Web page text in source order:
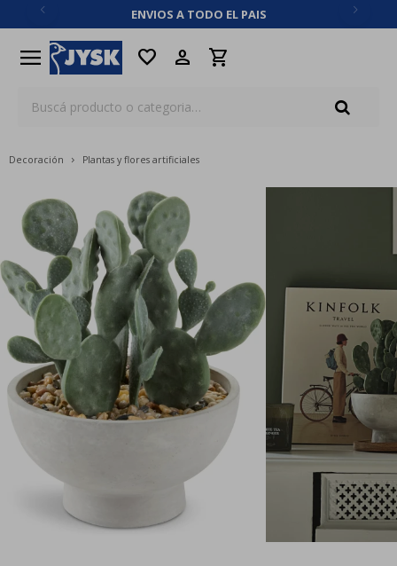
ENVIOS A TODO EL PAIS
menu favorite
Decoración Plantas y flores artificiales
close